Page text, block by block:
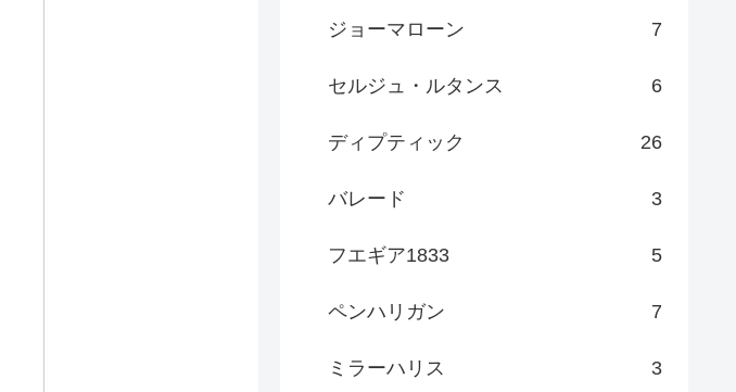
ジョーマローン 7
セルジュ・ルタンス 6
ディプティック 26
バレード 3
フエギア1833 5
ペンハリガン 7
ミラーハリス 3